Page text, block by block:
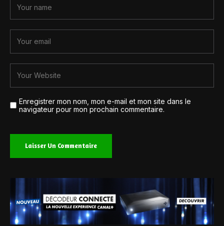
Enregistrer mon nom, mon e-mail et mon site dans le
navigateur pour mon prochain commentaire.